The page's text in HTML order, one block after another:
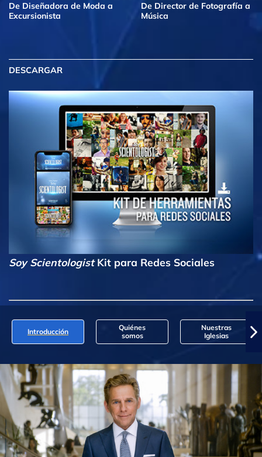
De Diseñadora de Moda a
Excursionista
De Director de Fotografía a
Música
DESCARGAR
Soy ScientologistKit para Redes Sociales
Introducción
Quiénes
somos
Nuestras
Iglesias